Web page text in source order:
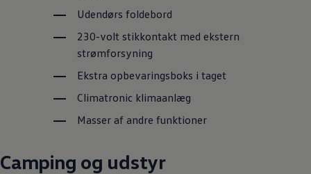
Udendørs foldebord
230-volt stikkontakt med ekstern
strømforsyning
Ekstra opbevaringsboks i taget
Climatronic klimaanlæg
Masser af andre funktioner
Camping og udstyr